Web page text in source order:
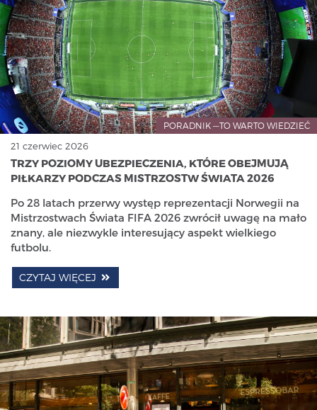
PORADNIK —TO WARTO WIEDZIEĆ
21 czerwiec 2026
TRZY POZIOMY UBEZPIECZENIA, KTÓRE OBEJMUJĄ
PIŁKARZY PODCZAS MISTRZOSTW ŚWIATA 2026
Po 28 latach przerwy występ reprezentacji Norwegii na
Mistrzostwach Świata FIFA 2026 zwrócił uwagę na mało
znany, ale niezwykle interesujący aspekt wielkiego
futbolu.
CZYTAJ WIĘCEJ